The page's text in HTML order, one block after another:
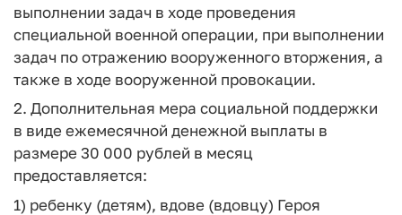
выполнении задач в ходе проведения
специальной военной операции, при выполнении
задач по отражению вооруженного вторжения, а
также в ходе вооруженной провокации.
2. Дополнительная мера социальной поддержки
в виде ежемесячной денежной выплаты в
размере 30 000 рублей в месяц
предоставляется:
1) ребенку (детям), вдове (вдовцу) Героя